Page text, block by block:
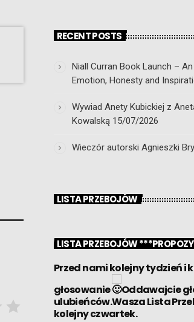
RECENT POSTS
Niall Curran Book Launch –
Emotion, Honesty and
Wywiad Anety Kubickiej z
Kowalską 15/07/2026
Wieczór autorski Agnieszki
LISTA PRZEBOJÓW
LISTA PRZEBOJÓW
Przed nami kolejny tydzień i
głosowanie
Oddawajcie
ulubieńców.Wasza Lista
kolejny czwartek.